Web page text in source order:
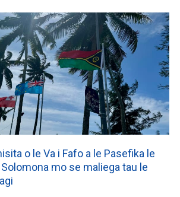
o le Va i Fafo a le Pasefika le
mo se maliega tau le